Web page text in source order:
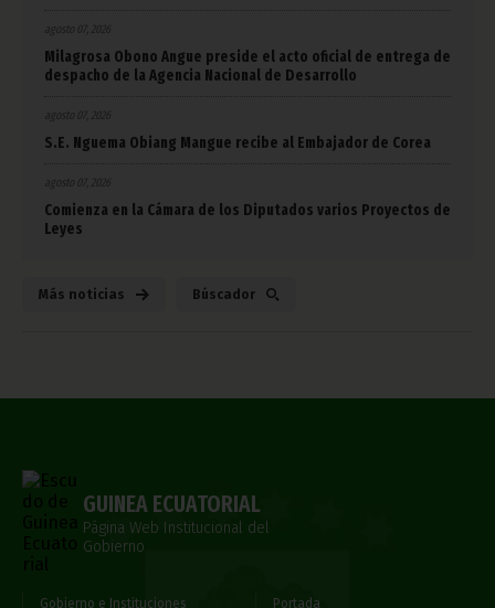
agosto 07, 2026
Milagrosa Obono Angue preside el acto oficial de entrega de
despacho de la Agencia Nacional de Desarrollo
agosto 07, 2026
S.E. Nguema Obiang Mangue recibe al Embajador de Corea
agosto 07, 2026
Comienza en la Cámara de los Diputados varios Proyectos de
Leyes
Más noticias Búscador
GUINEA ECUATORIAL
Página Web Institucional del
Gobierno
Gobierno e Instituciones Portada